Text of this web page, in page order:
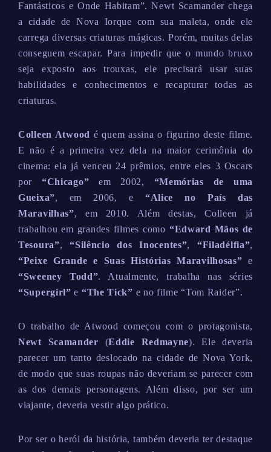
Fantásticos e Onde Habitam”. Newt Scamander chega
a cidade de Nova Iorque com sua maleta, onde ele
carrega diversas criaturas mágicas. Porém, muitas delas
conseguem escapar. Para impedir que o mundo bruxo
seja exposto aos trouxas, ele precisará usar suas
habilidades e conhecimentos e recapturar todas as
criaturas.
Colleen Atwood é quem assina o figurino deste filme.
E não é a primeira vez dela na maior cerimônia do
cinema: ela já venceu 24 prêmios, entre eles 3 Oscars
por “Chicago” em 2002, “Memórias de uma
Gueixa”, em 2006, e “Alice no País das
Maravilhas”, em 2010. Além destas, Colleen já
trabalhou em grandes filmes como “Edward Mãos de
Tesoura”,“Silêncio dos Inocentes”, “Filadélfia”,
“Peixe Grande e Suas Histórias Maravilhosas” e
“Sweeney Todd”. Atualmente, trabalha nas séries
“Supergirl” e “The Tick” e no filme “Tom Raider”.
O trabalho de Atwood começou com o protagonista,
Newt Scamander (Eddie Redmayne). Ele deveria
parecer um tanto deslocado na cidade de Nova York,
de modo que suas roupas não deveriam se parecer com
as dos demais personagens. Além disso, por ser um
viajante, deveria vestir algo prático.
Por ser o herói da história, também deveria ter destaque